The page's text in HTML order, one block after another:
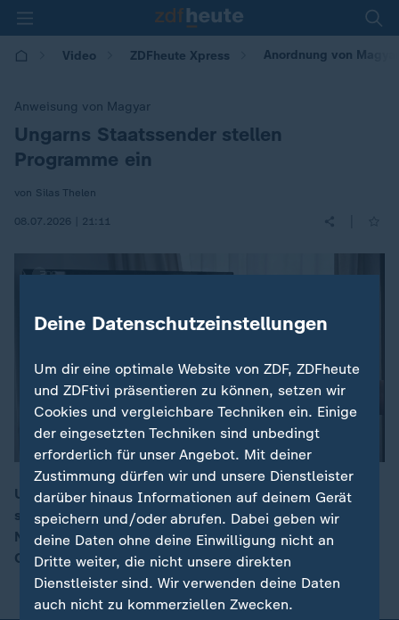
Video ZDFheute Xpress Anordnung von
Anweisung von Magyar
:Ungarns Staatssender stellen
Programme ein
von Silas Thelen
08.07.2026 | 21:11
00:15
Ungarns Ministerpräsident Peter Magyar hat die
staatlichen Fernseh- und Rundfunksender angewiesen,
Nachrichtensendungen vorläufig einzustellen. Die
Chefredaktionen sollen neu aufgestellt werden.
Deine Datenschutzeinstellungen
Um dir eine optimale Website von ZDF, ZDFheute
und ZDFtivi präsentieren zu können, setzen wir
Cookies und vergleichbare Techniken ein. Einige
der eingesetzten Techniken sind unbedingt
erforderlich für unser Angebot. Mit deiner
Zustimmung dürfen wir und unsere Dienstleister
darüber hinaus Informationen auf deinem Gerät
speichern und/oder abrufen. Dabei geben wir
deine Daten ohne deine Einwilligung nicht an
Dritte weiter, die nicht unsere direkten
Dienstleister sind. Wir verwenden deine Daten
auch nicht zu kommerziellen Zwecken.